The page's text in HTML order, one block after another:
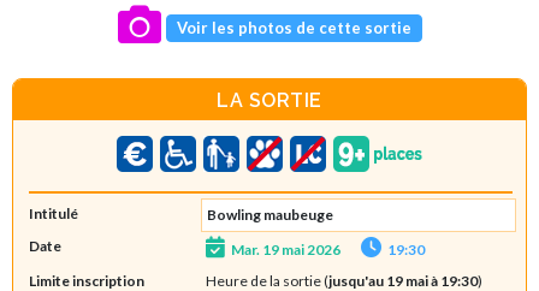
Voir les photos de cette sortie
LA SORTIE
Intitulé
Bowling maubeuge
Date
Mar. 19 mai 2026
19:30
Limite inscription
Heure de la sortie (jusqu'au 19 mai à 19:30)